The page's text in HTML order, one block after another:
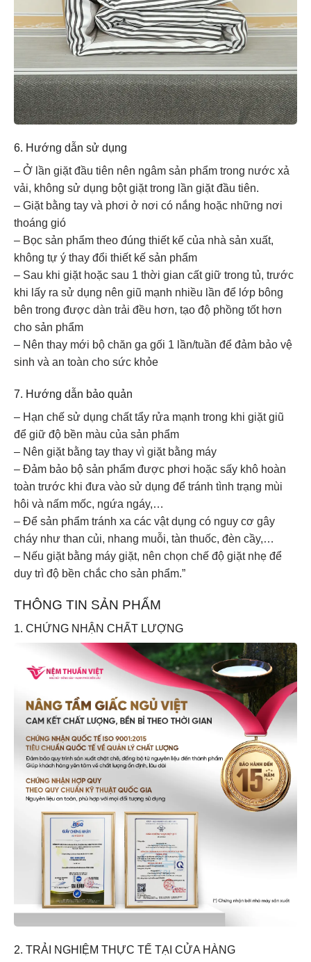
6. Hướng dẫn sử dụng
– Ở lần giặt đầu tiên nên ngâm sản phẩm trong nước xả
vải, không sử dụng bột giặt trong lần giặt đầu tiên.
– Giặt bằng tay và phơi ở nơi có nắng hoặc những nơi
thoáng gió
– Bọc sản phẩm theo đúng thiết kế của nhà sản xuất,
không tự ý thay đổi thiết kế sản phẩm
– Sau khi giặt hoặc sau 1 thời gian cất giữ trong tủ, trước
khi lấy ra sử dụng nên giũ mạnh nhiều lần để lớp bông
bên trong được dàn trải đều hơn, tạo độ phồng tốt hơn
cho sản phẩm
– Nên thay mới bộ chăn ga gối 1 lần/tuần để đảm bảo vệ
sinh và an toàn cho sức khỏe
7. Hướng dẫn bảo quản
– Hạn chế sử dụng chất tẩy rửa mạnh trong khi giặt giũ
để giữ độ bền màu của sản phẩm
– Nên giặt bằng tay thay vì giặt bằng máy
– Đảm bảo bộ sản phẩm được phơi hoặc sấy khô hoàn
toàn trước khi đưa vào sử dụng để tránh tình trạng mùi
hôi và nấm mốc, ngứa ngáy,…
– Để sản phẩm tránh xa các vật dụng có nguy cơ gây
cháy như than củi, nhang muỗi, tàn thuốc, đèn cầy,…
– Nếu giặt bằng máy giặt, nên chọn chế độ giặt nhẹ để
duy trì độ bền chắc cho sản phẩm.”
THÔNG TIN SẢN PHẨM
1. CHỨNG NHẬN CHẤT LƯỢNG
2. TRẢI NGHIỆM THỰC TẾ TẠI CỬA HÀNG